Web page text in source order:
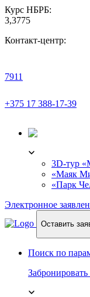
Курс НБРБ:
3,3775
Контакт-центр:
7911
+375 17 388-17-39
3D-тур
«Маяк
«Парк
Электронное
Оставить
Поиск по